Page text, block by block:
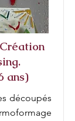
ans)
découpés